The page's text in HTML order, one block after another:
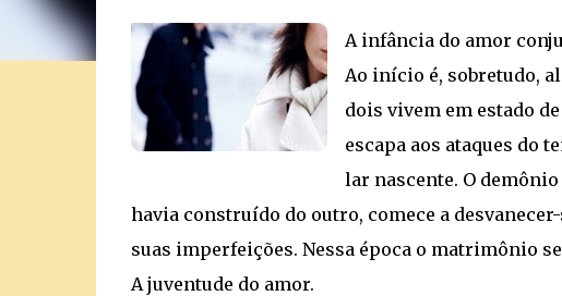
A infância do amor
Ao início é, sobretudo,
dois vivem em estado
escapa aos ataques do
lar nascente. O
havia construído do outro, comece a
suas imperfeições. Nessa época o matrimônio
A juventude do amor.